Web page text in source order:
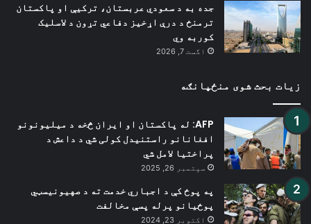
جده به د سعودي عربستان، ترکیې او پاکستان
ترمنځ د درې اړخیز دفاعي تړون د لاسلیک
کوربه وي
اگست 7, 2026
زیات بحث شوی منځپانګه
AFP: له پاکستان او ایران څخه د میلیونونو
افغانانو راستنیدل کولی شي د داعش د
پراختیا لامل شي
سپتمبر 26, 2025
په پوځ کې د اجباري خدمت ته د صهیونیسټي
پوځیانو پرله پسې مخالفت
اکتوبر 23, 2024